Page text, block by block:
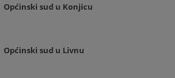
Općinski sud u Konjicu
Općinski sud u Livnu